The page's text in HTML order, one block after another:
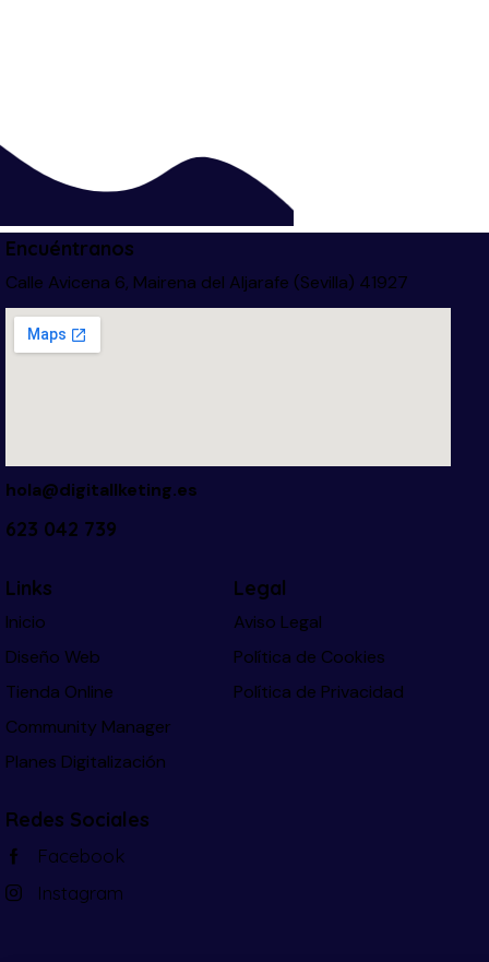
Encuéntranos
Calle Avicena 6, Mairena del Aljarafe (Sevilla) 41927
hola@digitallketing.es
623 042 739
Links
Inicio
Diseño Web
Tienda Online
Community Manager
Planes Digitalización
Legal
Aviso Legal
Política de Cookies
Política de Privacidad
Redes Sociales
Facebook
Instagram